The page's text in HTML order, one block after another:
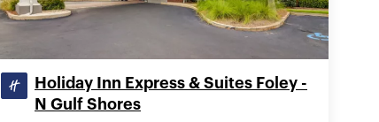
Holiday Inn Express & Suites Foley -
N Gulf Shores